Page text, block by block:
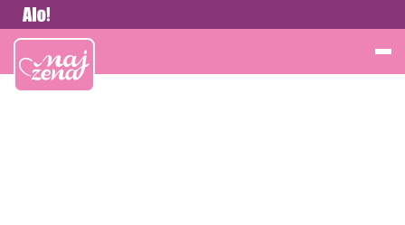
Vesti
Najžena